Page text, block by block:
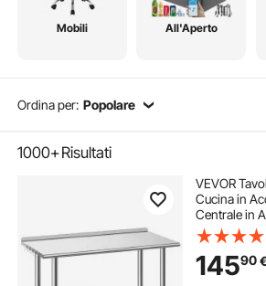
Mobili All'Aperto
Ordina per: Popolare
1000+Risultati
VEVOR
Cucina in
Centrale in
con Alzatina
Ristorante,
Panetterie,
14590